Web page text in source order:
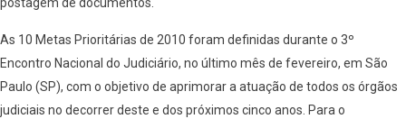
As 10 Metas Prioritárias de 2010 foram definidas durante o 3º
Encontro Nacional do Judiciário, no último mês de fevereiro, em São
Paulo (SP), com o objetivo de aprimorar a atuação de todos os órgãos
judiciais no decorrer deste e dos próximos cinco anos. Para o